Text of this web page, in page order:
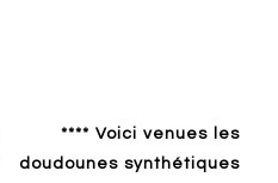
**** Voici venues les
doudounes synthétiques